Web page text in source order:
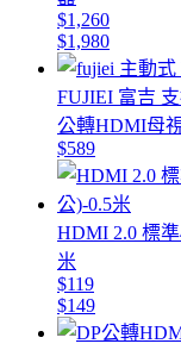
$1,260
$1,980
FUJIEI 富吉
公轉HDMI母
$589
HDMI 2.0 標
米
$119
$149